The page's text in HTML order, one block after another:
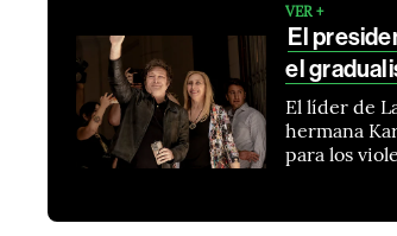
VER +
El
el
El líder de
hermana
para los